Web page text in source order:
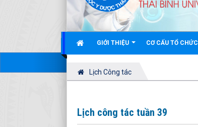
GIỚI THIỆU CƠ CẤU TỔ CHỨC
Lịch Công tác
Lịch công tác tuần 39